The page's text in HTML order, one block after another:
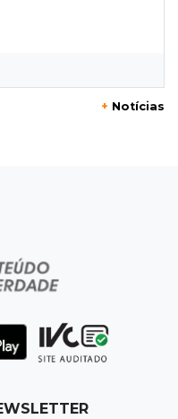
vezes em
jogos neste
obesidade
sonho
+ Notícias